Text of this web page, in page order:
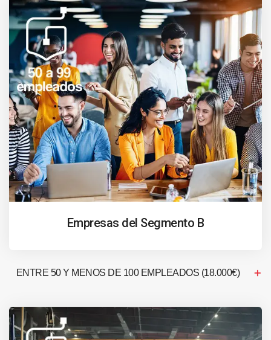
Empresas del Segmento B
ENTRE 50 Y MENOS DE 100 EMPLEADOS (18.000€)